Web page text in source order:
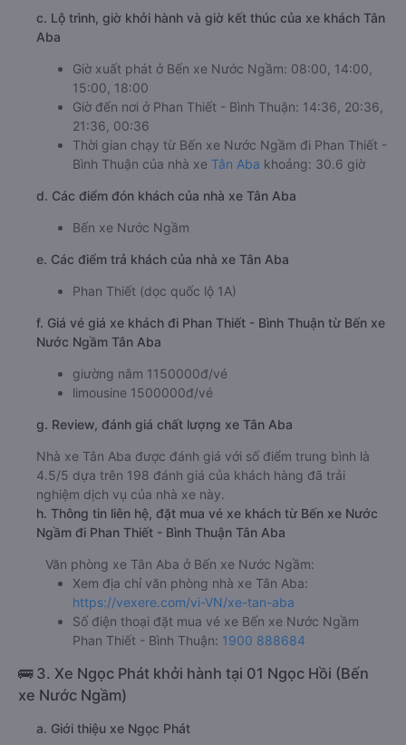
c. Lộ trình, giờ khởi hành và giờ kết thúc của xe khách Tân
Aba
Giờ xuất phát ở Bến xe Nước Ngầm: 08:00, 14:00,
15:00, 18:00
Giờ đến nơi ở Phan Thiết - Bình Thuận: 14:36, 20:36,
21:36, 00:36
Thời gian chạy từ Bến xe Nước Ngầm đi Phan Thiết -
Bình Thuận của nhà xe Tân Aba khoảng: 30.6 giờ
d. Các điểm đón khách của nhà xe Tân Aba
Bến xe Nước Ngầm
e. Các điểm trả khách của nhà xe Tân Aba
Phan Thiết (dọc quốc lộ 1A)
f. Giá vé giá xe khách đi Phan Thiết - Bình Thuận từ Bến xe
Nước Ngầm Tân Aba
giường nằm 1150000đ/vé
limousine 1500000đ/vé
g. Review, đánh giá chất lượng xe Tân Aba
Nhà xe Tân Aba được đánh giá với số điểm trung bình là
4.5/5 dựa trên 198 đánh giá của khách hàng đã trải
nghiệm dịch vụ của nhà xe này.
h. Thông tin liên hệ, đặt mua vé xe khách từ Bến xe Nước
Ngầm đi Phan Thiết - Bình Thuận Tân Aba
Văn phòng xe Tân Aba ở Bến xe Nước Ngầm:
Xem địa chỉ văn phòng nhà xe Tân Aba:
https://vexere.com/vi-VN/xe-tan-aba
Số điện thoại đặt mua vé xe Bến xe Nước Ngầm
Phan Thiết - Bình Thuận: 1900 888684
🚌 3. Xe Ngọc Phát khởi hành tại 01 Ngọc Hồi (Bến
xe Nước Ngầm)
a. Giới thiệu xe Ngọc Phát